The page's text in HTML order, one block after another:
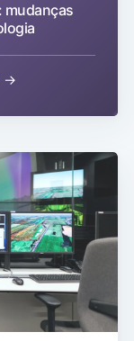
mudanças
→